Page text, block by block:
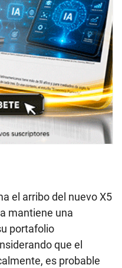
el arribo del nuevo X5
mantiene una
portafolio
que el
es probable